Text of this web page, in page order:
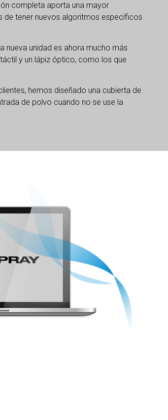
completa aporta una mayor
de tener nuevos algoritmos específicos
nueva unidad es ahora mucho más
y un lápiz óptico, como los que
hemos diseñado una cubierta de
de polvo cuando no se use la